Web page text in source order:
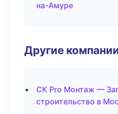
на-Амуре
Другие
СК Pro Монтаж —
строительство в